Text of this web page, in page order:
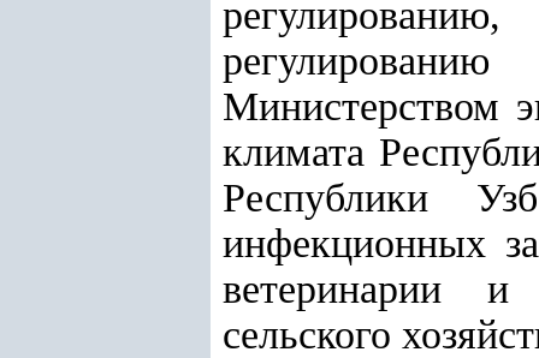
Министерством
климата
Республики
инфекционных
ветеринарии и
сельского